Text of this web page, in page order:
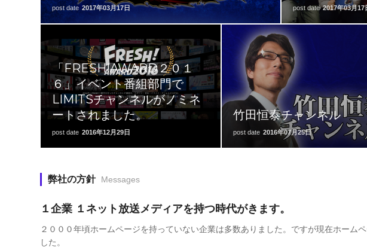
post date 2017年03月17日 post date 2017年03月17
「FRESH!AWARD２０１
６」イベント番組部門で
LIMITSチャンネルがノミネ
ートされました。
post date 2016年12月29日
竹田恒泰チャンネル
post date 2016年07月25日
弊社の方針 Messages
１企業 １ネット放送メディアを持つ時代がきます。
２０００年頃ホームページを持っていない企業は多数ありました。ですが現在ホーム
した。